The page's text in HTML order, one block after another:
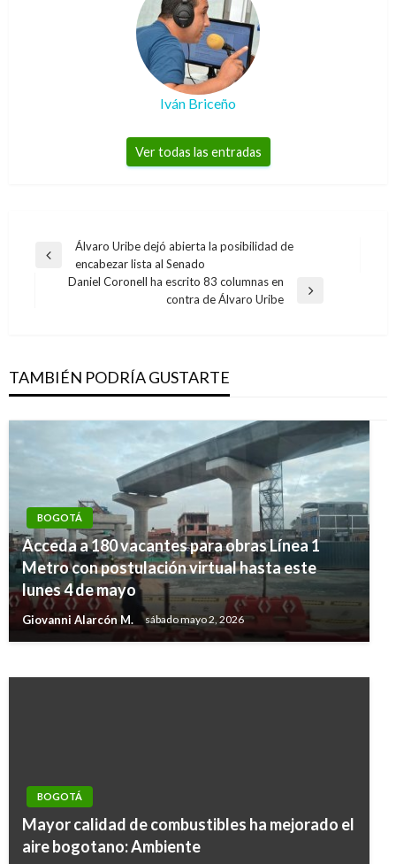
Iván Briceño
Ver todas las entradas
Navegación
Entrada
anterior
Álvaro Uribe dejó abierta la posibilidad de
encabezar lista al Senado
Daniel Coronell ha escrito 83 columnas en
contra de Álvaro Uribe
TAMBIÉN PODRÍA GUSTARTE
BOGOTÁ
Acceda a 180 vacantes para obras Línea 1
Metro con postulación virtual hasta este
lunes 4 de mayo
Giovanni Alarcón M. sábado mayo 2, 2026
BOGOTÁ
Tarifas de la energía eléctrica se reducirán a
partir de febrero en Bogotá y Cundinamarca:
Codensa
BOGOTÁ
Mayor calidad de combustibles ha mejorado el
aire bogotano: Ambiente